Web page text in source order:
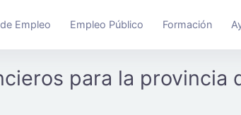
Empleo Empleo Público Formación
para la provincia